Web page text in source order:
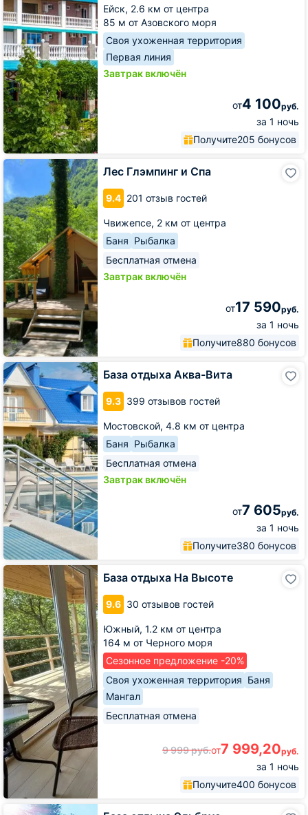
Ейск, 2.6 км от центра
85 м от Азовского моря
Своя ухоженная территория
Первая линия
Завтрак включён
от4 100руб.
за 1 ночь
Получите205 бонусов
Лес Глэмпинг и Спа
9.4 201 отзыв гостей
Чвижепсе, 2 км от центра
Баня Рыбалка
Бесплатная отмена
Завтрак включён
от17 590руб.
за 1 ночь
Получите880 бонусов
Лес
Спа
База отдыха Аква-Вита
9.3 399 отзывов гостей
Мостовской, 4.8 км от центра
Баня Рыбалка
Бесплатная отмена
Завтрак включён
от7 605руб.
за 1 ночь
Получите380 бонусов
База
отдыха
Аква-
Вита
База отдыха На Высоте
9.6 30 отзывов гостей
Южный, 1.2 км от центра
164 м от Черного моря
Сезонное предложение -20%
Своя ухоженная территория Баня
Мангал
Бесплатная отмена
9 999руб.от7 999,20руб.
за 1 ночь
Получите400 бонусов
База
отдыха
На
Высоте